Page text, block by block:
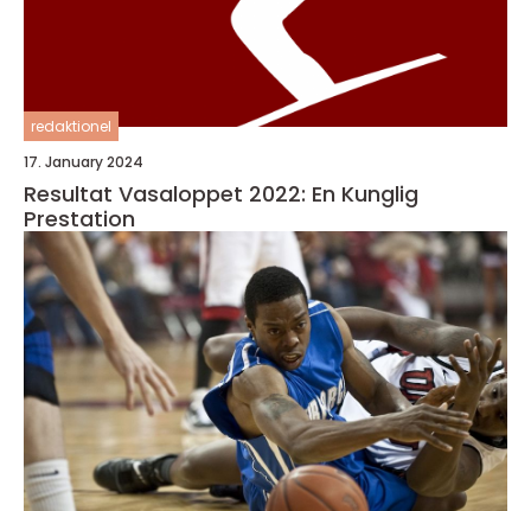
redaktionel
17. January 2024
Resultat Vasaloppet 2022: En Kunglig
Prestation